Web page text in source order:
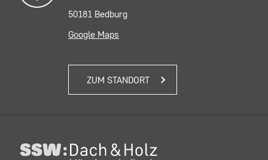
50181 Bedburg
Google Maps
ZUM STANDORT